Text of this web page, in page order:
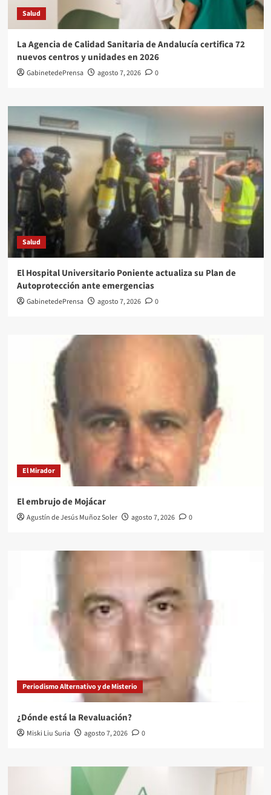
Salud
La Agencia de Calidad Sanitaria de Andalucía certifica 72
nuevos centros y unidades en 2026
GabinetedePrensa agosto 7, 2026 0
Salud
El Hospital Universitario Poniente actualiza su Plan de
Autoprotección ante emergencias
GabinetedePrensa agosto 7, 2026 0
El Mirador
El embrujo de Mojácar
Agustín de Jesús Muñoz Soler agosto 7, 2026 0
Periodismo Alternativo y de Misterio
¿Dónde está la Revaluación?
Miski Liu Suria agosto 7, 2026 0